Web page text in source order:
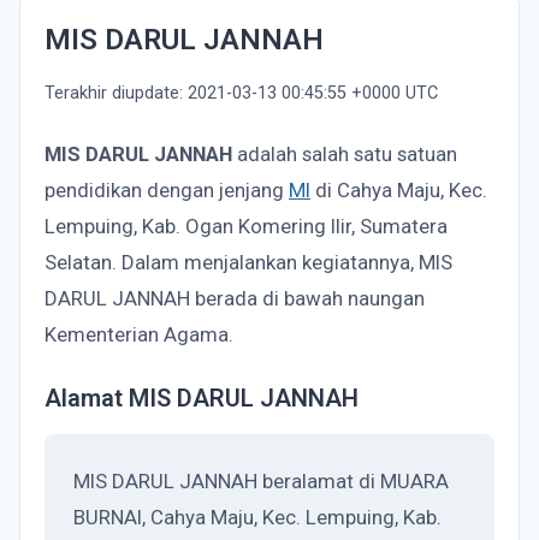
MIS DARUL JANNAH
Terakhir diupdate: 2021-03-13 00:45:55 +0000 UTC
MIS DARUL JANNAH adalah salah satu satuan
pendidikan dengan jenjang MI di Cahya Maju, Kec.
Lempuing, Kab. Ogan Komering Ilir, Sumatera
Selatan. Dalam menjalankan kegiatannya, MIS
DARUL JANNAH berada di bawah naungan
Kementerian Agama.
Alamat MIS DARUL JANNAH
MIS DARUL JANNAH beralamat di MUARA
BURNAI, Cahya Maju, Kec. Lempuing, Kab.